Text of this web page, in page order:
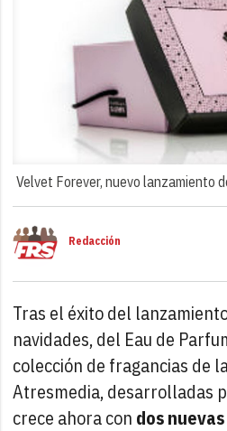
Velvet Forever, nuevo lanzamiento
Redacción
Tras el éxito del
navidades, del Eau de
colección de fragancias de
Atresmedia, desarrolladas
crece ahora con dos